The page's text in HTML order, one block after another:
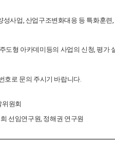
성사업, 산업구조변화대응 등 특화훈련,
도형 아카데미등의 사업의 신청, 평가
호로 문의 주시기 바랍니다.
원회
선임연구원, 정해권 연구원​